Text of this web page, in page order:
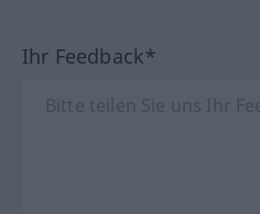
Ihr Feedback*